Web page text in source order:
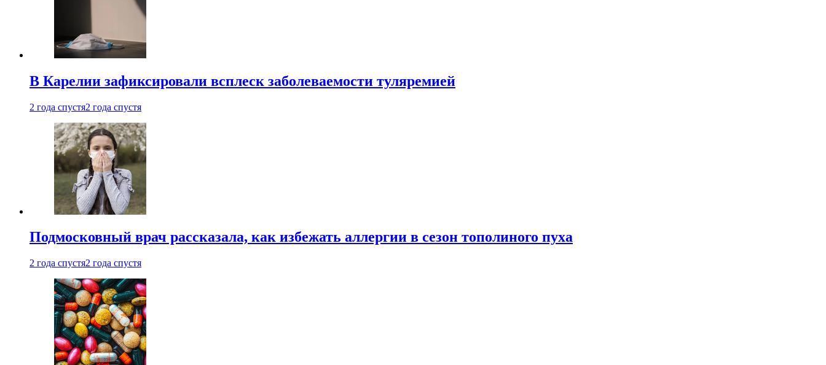
В Карелии зафиксировали всплеск заболеваемости туляремией
2 года спустя2 года спустя
Подмосковный врач рассказала, как избежать аллергии в сезон тополиного пуха
2 года спустя2 года спустя